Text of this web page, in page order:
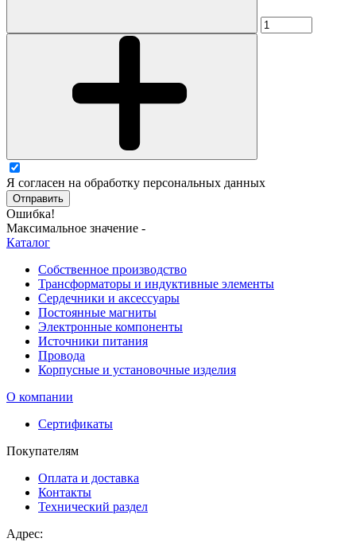
Я согласен на обработку персональных данных
Отправить
Ошибка!
Максимальное значение -
Каталог
Собственное производство
Трансформаторы и индуктивные элементы
Сердечники и аксессуары
Постоянные магниты
Электронные компоненты
Источники питания
Провода
Корпусные и установочные изделия
О компании
Сертификаты
Покупателям
Оплата и доставка
Контакты
Технический раздел
Адрес: